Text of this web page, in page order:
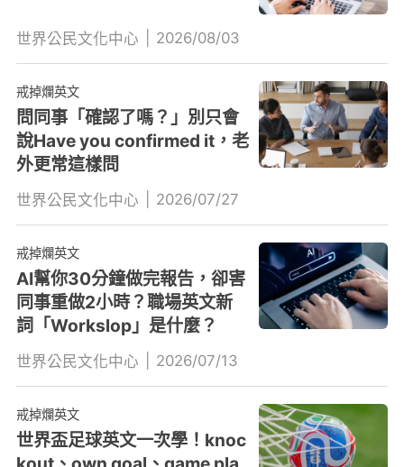
世界公民文化中心 2026/08/03
戒掉爛英文
問同事「確認了嗎？」別只會
說Have you confirmed it，老
外更常這樣問
世界公民文化中心 2026/07/27
戒掉爛英文
AI幫你30分鐘做完報告，卻害
同事重做2小時？職場英文新
詞「Workslop」是什麼？
世界公民文化中心 2026/07/13
戒掉爛英文
世界盃足球英文一次學！knoc